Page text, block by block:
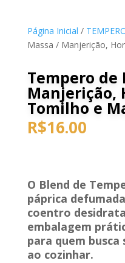
Página Inicial /
Massa / Manjerição,
Tempero de
Manjerição,
Tomilho e
R$16.00
O Blend de
páprica
coentro
embalagem
para quem
ao cozinhar.